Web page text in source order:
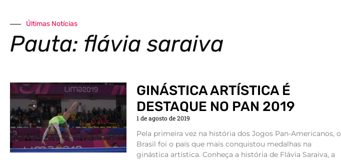
Últimas Notícias
Pauta: flávia saraiva
GINÁSTICA ARTÍSTICA É
DESTAQUE NO PAN 2019
1 de agosto de 2019
Pela primeira vez na história dos Jogos Pan-Americanos, o
Brasil foi o país que mais conquistou medalhas na
ginástica artística. Conheça a história de Flávia Saraiva, a